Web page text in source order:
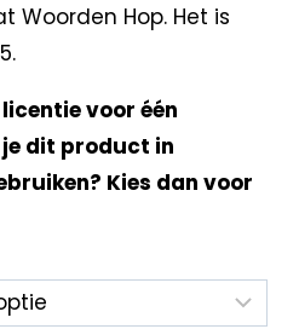
Woorden Hop. Het is
voor één
dit product in
Kies dan voor